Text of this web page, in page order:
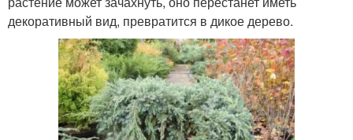
декоративный вид, превратится в дикое дерево.